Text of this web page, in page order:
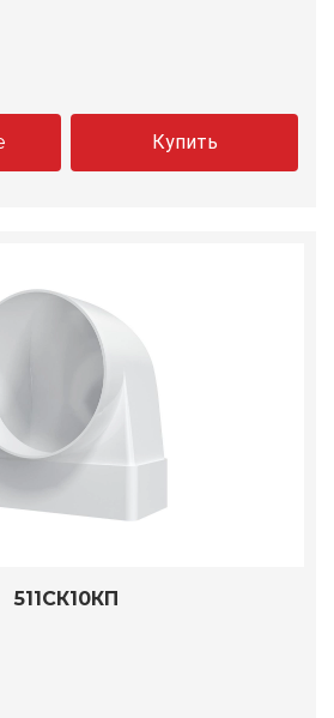
Купить
511СК10КП